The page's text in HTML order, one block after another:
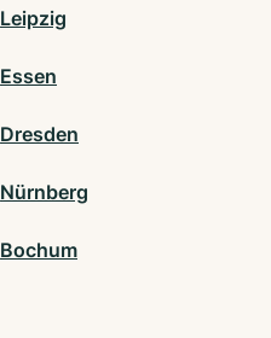
Leipzig
Essen
Dresden
Nürnberg
Bochum